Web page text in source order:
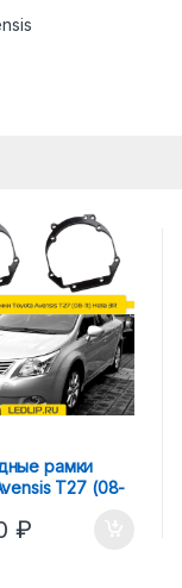
рамки
T27 (08-
₽